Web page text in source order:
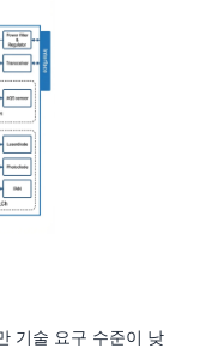
기술 요구 수준이 낮